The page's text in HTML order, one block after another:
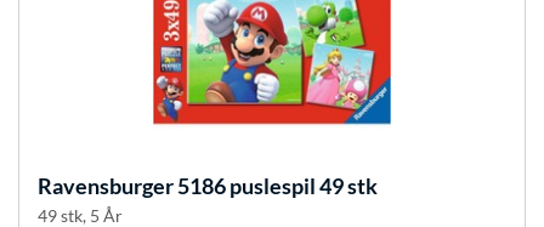
Ravensburger5186 puslespil 49 stk
49 stk, 5 År